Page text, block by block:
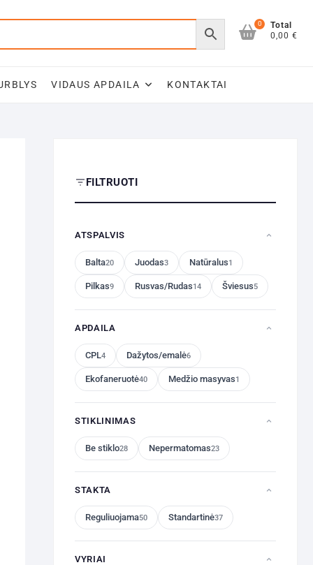
0
Total
0,00 €
VIDAUS APDAILA KONTAKTAI
FILTRUOTI
ATSPALVIS
Balta20 Juodas3 Natūralus1
Pilkas9 Rusvas/Rudas14 Šviesus5
APDAILA
CPL4 Dažytos/emalė6
Ekofaneruotė40 Medžio masyvas1
STIKLINIMAS
Be stiklo28 Nepermatomas23
STAKTA
Reguliuojama50 Standartinė37
VYRIAI